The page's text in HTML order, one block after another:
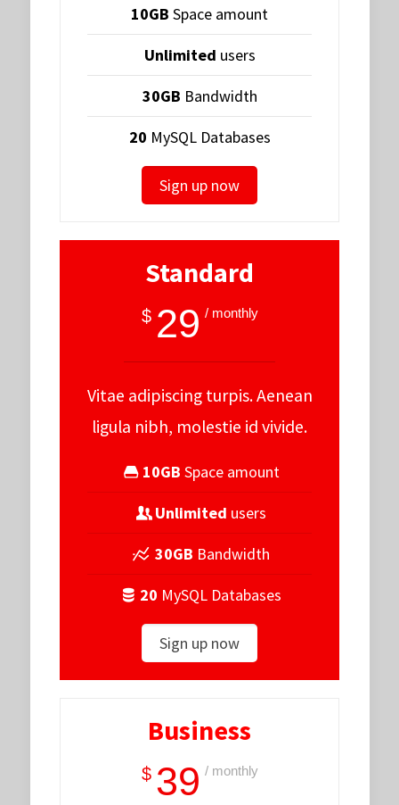
10GB Space amount
Unlimited users
30GB Bandwidth
20 MySQL Databases
Sign up now
Standard
$ 29 / monthly
Vitae adipiscing turpis. Aenean
ligula nibh, molestie id vivide.
10GB Space amount
Unlimited users
30GB Bandwidth
20 MySQL Databases
Sign up now
Business
$ 39 / monthly